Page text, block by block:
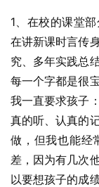
1、在校的课堂
在讲新课时言传
究、多年实践总
每一个字都是很
我一直要求孩子
真的听、认真的
做，但我也能经
差，因为有几次
以要想孩子的成